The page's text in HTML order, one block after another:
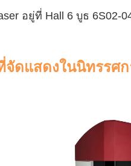
อยู่ที่ Hall 6 บูธ 6S02-
จัดแสดงในนิทรรศก